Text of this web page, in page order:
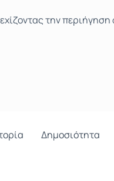
την
Δημοσιότητα